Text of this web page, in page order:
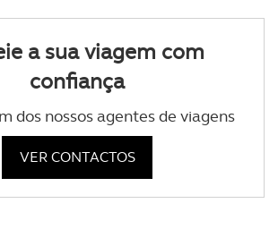
a sua viagem com
confiança
dos nossos agentes de viagens
VER CONTACTOS